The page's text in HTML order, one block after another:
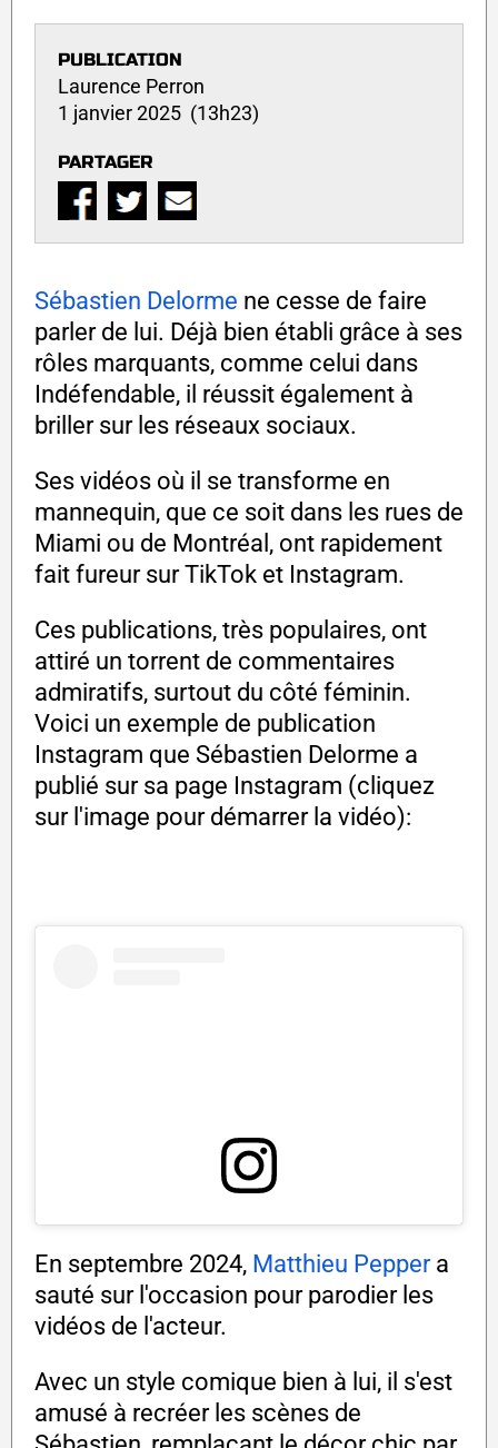
PUBLICATION
Laurence Perron
1 janvier 2025 (13h23)
PARTAGER
Sébastien Delorme ne cesse de faire
parler de lui. Déjà bien établi grâce à ses
rôles marquants, comme celui dans
Indéfendable, il réussit également à
briller sur les réseaux sociaux.
Ses vidéos où il se transforme en
mannequin, que ce soit dans les rues de
Miami ou de Montréal, ont rapidement
fait fureur sur TikTok et Instagram.
Ces publications, très populaires, ont
attiré un torrent de commentaires
admiratifs, surtout du côté féminin.
Voici un exemple de publication
Instagram que Sébastien Delorme a
publié sur sa page Instagram (cliquez
sur l'image pour démarrer la vidéo):
En septembre 2024, Matthieu Peppera
sauté sur l'occasion pour parodier les
vidéos de l'acteur.
Avec un style comique bien à lui, il s'est
amusé à recréer les scènes de